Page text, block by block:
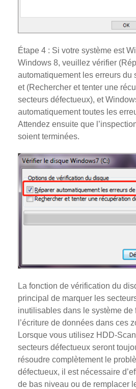
Étape 4 : Si votre système est
Windows 8, veuillez vérifier
automatiquement les erreurs du
et (Rechercher et tenter une
secteurs défectueux), et
automatiquement toutes les
Attendez ensuite que
soient terminées.
La fonction de vérification du
principal de marquer les
inutilisables dans le système de
l’écriture de données dans ces
Lorsque vous utilisez HDD-
secteurs défectueux seront
résoudre complètement le
défectueux, il est nécessaire
de bas niveau ou de remplacer